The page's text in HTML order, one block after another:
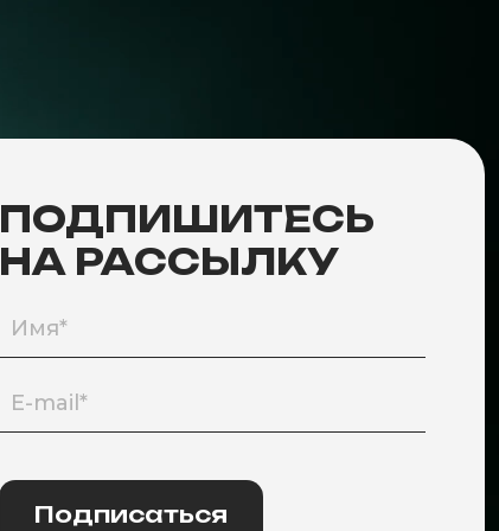
ПОДПИШИТЕСЬ
НА РАССЫЛКУ
Подписаться